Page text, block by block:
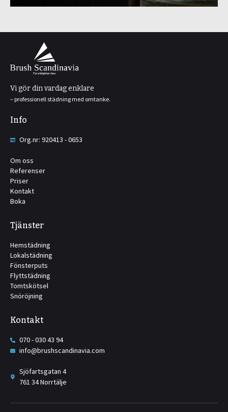
Vi gör din vardag enklare
– professionell städning med omtanke.
Info
Org.nr: 920413 - 0653
Om oss
Referenser
Priser
Kontakt
Boka
Tjänster
Hemstädning
Lokalstädning
Fönsterputs
Flyttstädning
Tomtskötsel
Snöröjning
Kontakt
070 - 030 43 94
info@brushscandinavia.com
Sjöfartsgatan 4
761 34 Norrtälje